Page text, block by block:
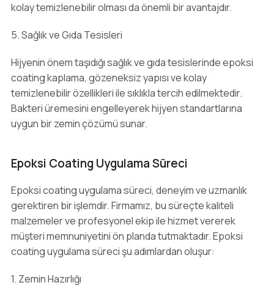
kolay temizlenebilir olması da önemli bir avantajdır.
5. Sağlık ve Gıda Tesisleri
Hijyenin önem taşıdığı sağlık ve gıda tesislerinde epoksi
coating kaplama, gözeneksiz yapısı ve kolay
temizlenebilir özellikleri ile sıklıkla tercih edilmektedir.
Bakteri üremesini engelleyerek hijyen standartlarına
uygun bir zemin çözümü sunar.
Epoksi Coating Uygulama Süreci
Epoksi coating uygulama süreci, deneyim ve uzmanlık
gerektiren bir işlemdir. Firmamız, bu süreçte kaliteli
malzemeler ve profesyonel ekip ile hizmet vererek
müşteri memnuniyetini ön planda tutmaktadır. Epoksi
coating uygulama süreci şu adımlardan oluşur:
1. Zemin Hazırlığı